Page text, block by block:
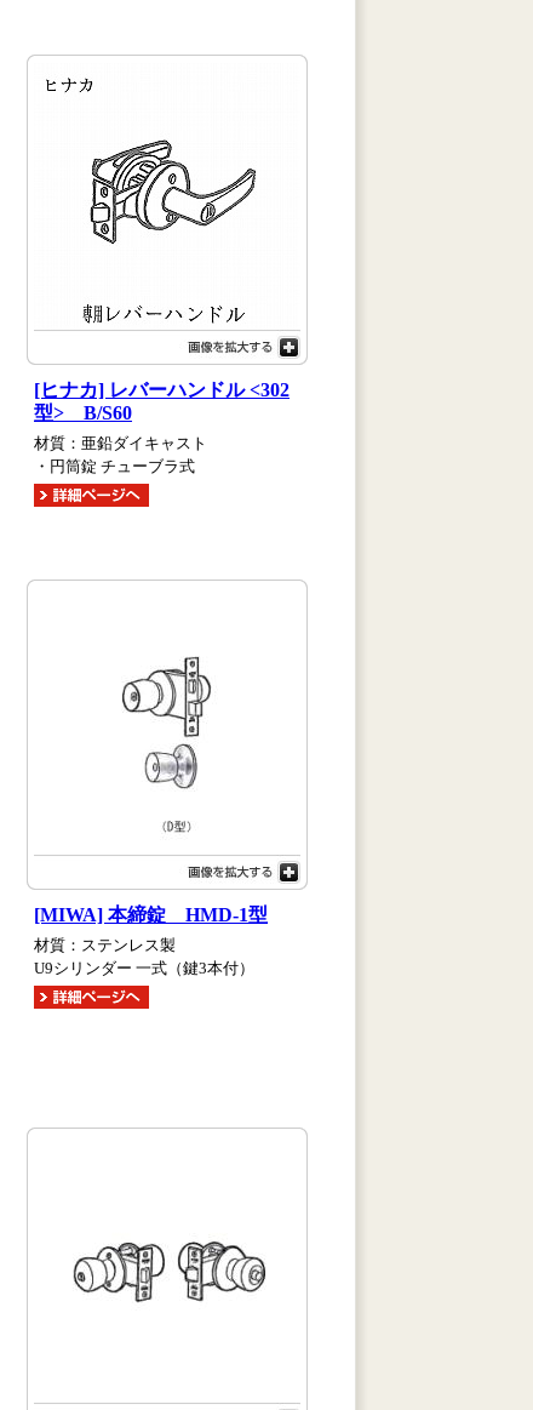
[ヒナカ] レバーハンドル <302
型> B/S60
材質：亜鉛ダイキャスト
・円筒錠 チューブラ式
[MIWA] 本締錠 HMD-1型
材質：ステンレス製
U9シリンダー 一式（鍵3本付）